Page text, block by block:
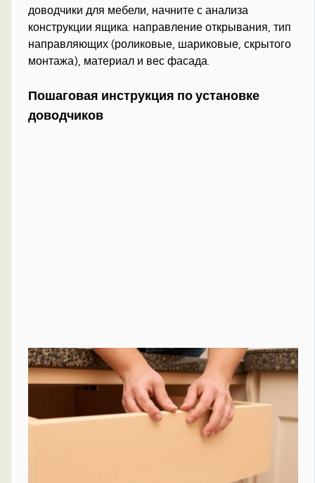
доводчики для мебели, начните с анализа
конструкции ящика: направление открывания, тип
направляющих (роликовые, шариковые, скрытого
монтажа), материал и вес фасада.
Пошаговая инструкция по установке
доводчиков